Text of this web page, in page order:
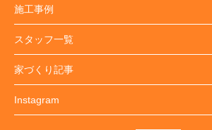
施工事例
スタッフ一覧
家づくり記事
Instagram